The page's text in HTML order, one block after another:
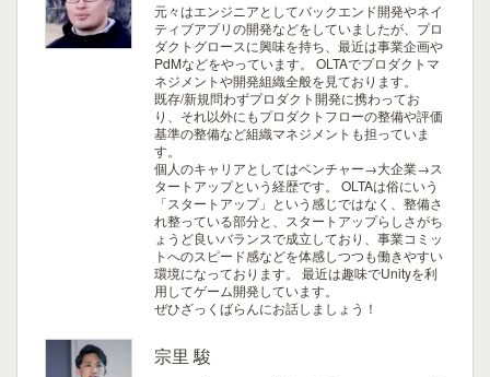
元々はエンジニアとしてバックエンド開発やネイ
ティブアプリの開発などをしていましたが、プロ
ダクトグロースに興味を持ち、最近は事業企画や
PdMなどをやっています。
OLTAでプロダクトマ
ネジメントや開発組織全般を見ております。
既存/新規問わずプロダクト開発に携わってお
り、それ以外にもプロダクトフローの整備や評価
基準の整備など組織マネジメントも担っていま
す。
個人のキャリアとしてはベンチャー→大企業→ス
タートアップという経歴です。
OLTAは俗にいう
「スタートアップ」という感じではなく、整備さ
れ整っている部分と、スタートアップらしさがち
ょうど良いバランスで成立しており、事業コミッ
トへのスピード感などを体感しつつも働きやすい
環境になっております。
最近は趣味でUnityを利
用してゲーム開発しています。
ぜひざっくばらんにお話しましょう！
宗里 駿